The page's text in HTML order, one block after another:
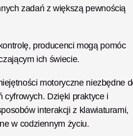
zadań z większą pewnością
producenci mogą pomóc
ich świecie.
motoryczne niezbędne
cyfrowych. Dzięki praktyce i
interakcji z klawiaturami,
w codziennym życiu.